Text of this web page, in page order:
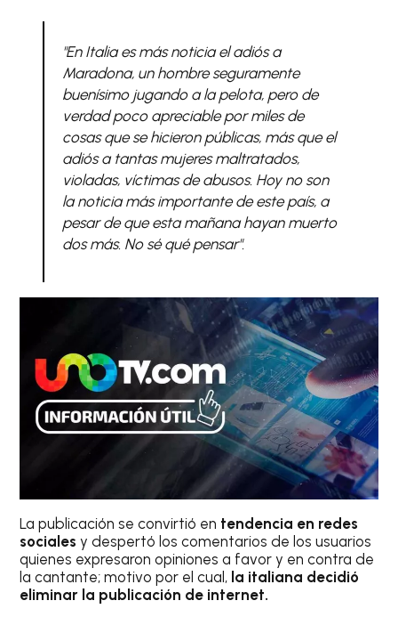
"En Italia es más noticia el adiós a
Maradona, un hombre seguramente
buenísimo jugando a la pelota, pero de
verdad poco apreciable por miles de
cosas que se hicieron públicas, más que el
adiós a tantas mujeres maltratados,
violadas, víctimas de abusos. Hoy no son
la noticia más importante de este país, a
pesar de que esta mañana hayan muerto
dos más. No sé qué pensar".
La publicación se convirtió en tendencia en redes
socialesy despertó los comentarios de los usuarios
quienes expresaron opiniones a favor y en contra de
la cantante; motivo por el cual, la italiana decidió
eliminar la publicación de internet.